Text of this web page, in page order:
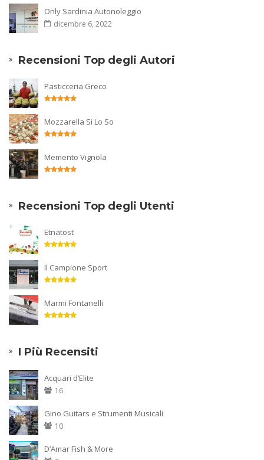
Only Sardinia Autonoleggio
dicembre 6, 2022
Recensioni Top degli Autori
Pasticceria Greco
Mozzarella Si Lo So
Memento Vignola
Recensioni Top degli Utenti
Etnatost
Il Campione Sport
Marmi Fontanelli
I Più Recensiti
Acquari d’Elite
16
Gino Guitars e Strumenti Musicali
10
D’Amar Fish & More